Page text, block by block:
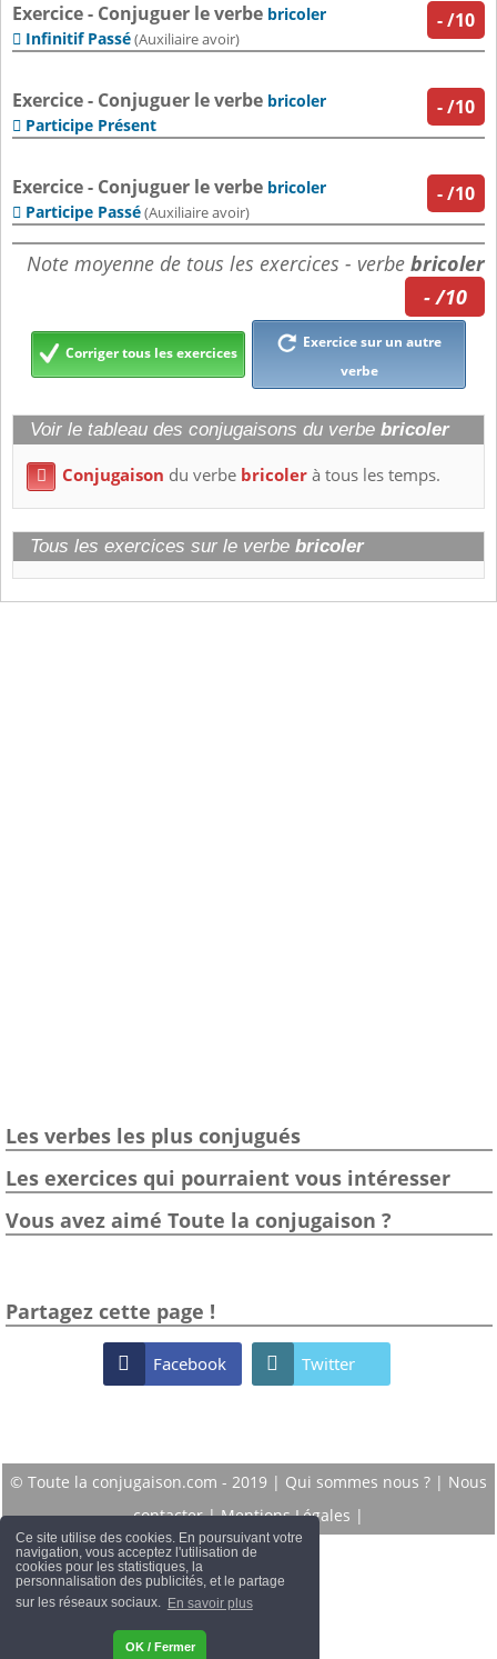
Ce site utilise des cookies. En poursuivant votre
navigation, vous acceptez l'utilisation de
cookies pour les statistiques, la
personnalisation des publicités, et le partage
sur les réseaux sociaux. En savoir plus
OK / Fermer
-/10
Exercice - Conjuguer le verbe bricoler
 Infinitif Passé(Auxiliaire avoir)
-/10
Exercice - Conjuguer le verbe bricoler
 Participe Présent
-/10
Exercice - Conjuguer le verbe bricoler
 Participe Passé(Auxiliaire avoir)
Note moyenne de tous les exercices - verbe bricoler
- /10
Corriger tous les exercices
Exercice sur un autre
verbe
Voir le tableau des conjugaisons du verbe bricoler
 Conjugaison du verbe bricolerà tous les temps.
Tous les exercices sur le verbe bricoler
Les verbes les plus conjugués
Les exercices qui pourraient vous intéresser
Vous avez aimé Toute la conjugaison ?
Partagez cette page !
 Facebook  Twitter
© Toute la conjugaison.com - 2019 | Qui sommes nous ? | Nous
contacter|Mentions Légales |